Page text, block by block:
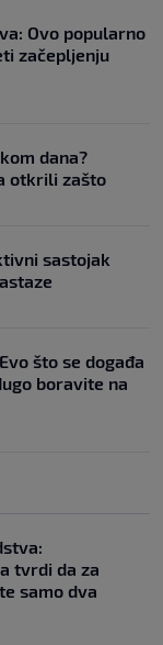
Ovo popularno
začepljenju
dana?
otkrili zašto
sastojak
što se događa
boravite na
tvrdi da za
samo dva